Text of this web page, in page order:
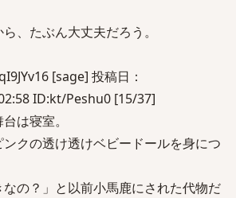
、たぶん大丈夫だろう。
[sage] 投稿日：
ID:kt/Peshu0 [15/37]
は寝室。
クの透け透けベビードールを身につ
の？」と以前小馬鹿にされた代物だ